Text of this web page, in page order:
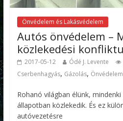
Önvédelem és Lakásvédelem
Autós önvédelem –
közlekedési
2017-05-12 Ódé J. Levente
Cserbenhagyás, Gázolás, Önvédelem
Rohanó világban élünk,
állapotban közlekedik. És ez
autóvezetésre